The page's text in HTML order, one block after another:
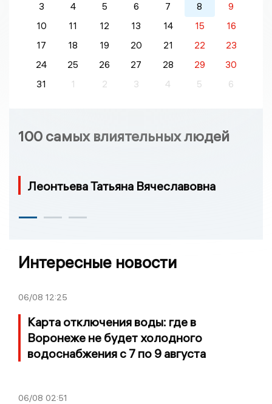
3
4 5 6 7 8
9
10
11 12 13 14 15
16
17
18 19 20 21 22
23
24
25 26 27 28 29
30
31
1 2 3 4 5 6
100 самых влиятельных людей
Леонтьева Татьяна Вячеславовна
Интересные новости
06/08 12:25
Карта отключения воды: где в
Воронеже не будет холодного
водоснабжения с 7 по 9 августа
06/08 02:51